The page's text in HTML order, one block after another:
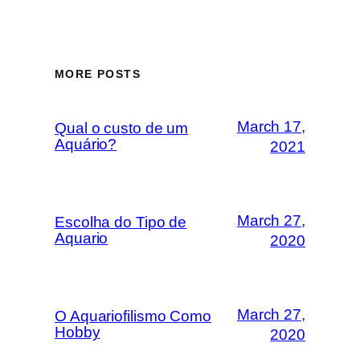
MORE POSTS
Qual o custo de um
Aquário?
March 17,
2021
Escolha do Tipo de
Aquario
March 27,
2020
O Aquariofilismo Como
Hobby
March 27,
2020